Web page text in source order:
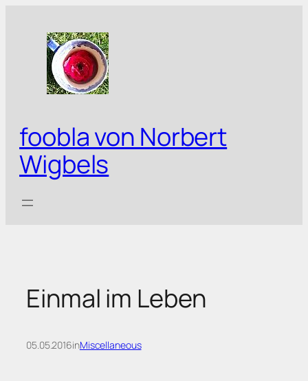
springen
foobla von Norbert
Wigbels
Einmal im Leben
05.05.2016inMiscellaneous